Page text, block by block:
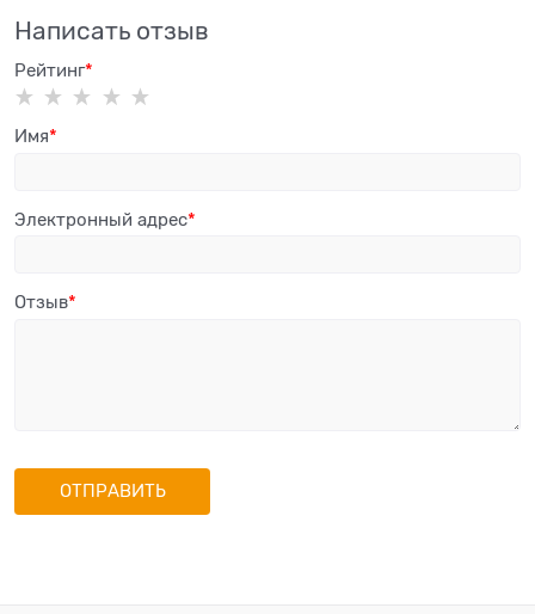
Написать отзыв
Рейтинг
Имя
Электронный адрес
Отзыв